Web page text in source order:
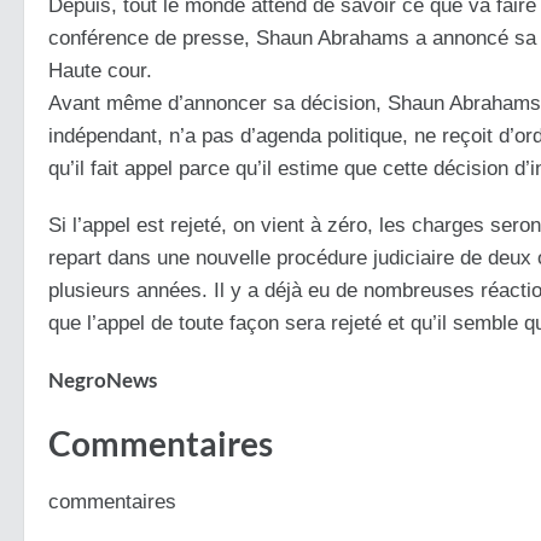
Depuis, tout le monde attend de savoir ce que va
conférence de presse, Shaun Abrahams a annoncé
Haute cour.
Avant même d’annoncer sa décision, Shaun
indépendant, n’a pas d’agenda politique, ne reçoit
qu’il fait appel parce qu’il estime que cette décision
Si l’appel est rejeté, on vient à zéro, les charges
repart dans une nouvelle procédure judiciaire de
plusieurs années. Il y a déjà eu de nombreuses
que l’appel de toute façon sera rejeté et qu’il semble
NegroNews
Commentaires
commentaires